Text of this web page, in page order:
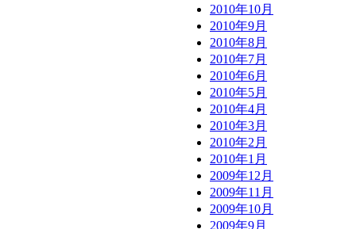
2010年10月
2010年9月
2010年8月
2010年7月
2010年6月
2010年5月
2010年4月
2010年3月
2010年2月
2010年1月
2009年12月
2009年11月
2009年10月
2009年9月